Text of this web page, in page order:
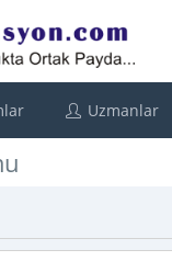
Uzmanlar